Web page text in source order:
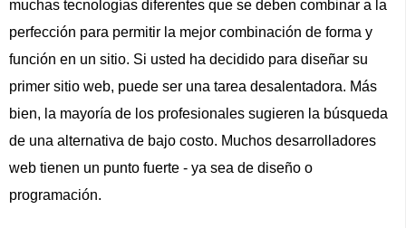
muchas tecnologías diferentes que se deben combinar a la
perfección para permitir la mejor combinación de forma y
función en un sitio. Si usted ha decidido para diseñar su
primer sitio web, puede ser una tarea desalentadora. Más
bien, la mayoría de los profesionales sugieren la búsqueda
de una alternativa de bajo costo. Muchos desarrolladores
web tienen un punto fuerte - ya sea de diseño o
programación.